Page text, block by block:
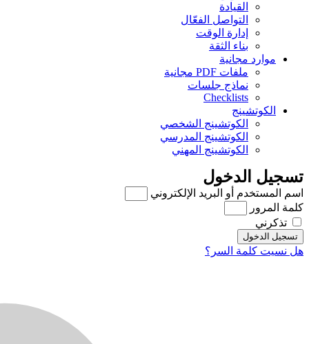
القيادة
التواصل الفعّال
إدارة الوقت
بناء الثقة
موارد مجانية
ملفات PDF مجانية
نماذج جلسات
Checklists
الكوتشينج
الكوتشينج الشخصي
الكوتشينج المدرسي
الكوتشينج المهني
تسجيل الدخول
اسم المستخدم أو البريد الإلكتروني
كلمة المرور
تذكرني
تسجيل الدخول
هل نسيت كلمة السر؟